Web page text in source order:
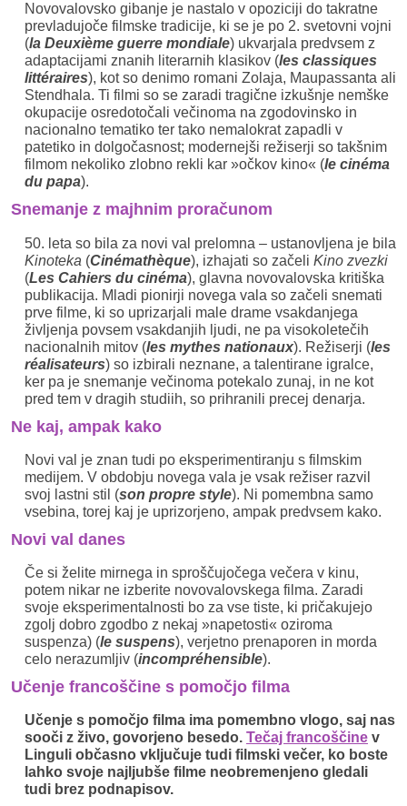
Novovalovsko gibanje je nastalo v opoziciji do takratne
prevladujoče filmske tradicije, ki se je po 2. svetovni vojni
(la Deuxième guerre mondiale) ukvarjala predvsem z
adaptacijami znanih literarnih klasikov (les classiques
littéraires), kot so denimo romani Zolaja, Maupassanta ali
Stendhala. Ti filmi so se zaradi tragične izkušnje nemške
okupacije osredotočali večinoma na zgodovinsko in
nacionalno tematiko ter tako nemalokrat zapadli v
patetiko in dolgočasnost; modernejši režiserji so takšnim
filmom nekoliko zlobno rekli kar »očkov kino« (le cinéma
du papa).
Snemanje z majhnim proračunom
50. leta so bila za novi val prelomna – ustanovljena je bila
Kinoteka (Cinémathèque), izhajati so začeli Kino zvezki
(Les Cahiers du cinéma), glavna novovalovska kritiška
publikacija. Mladi pionirji novega vala so začeli snemati
prve filme, ki so uprizarjali male drame vsakdanjega
življenja povsem vsakdanjih ljudi, ne pa visokoletečih
nacionalnih mitov (les mythes nationaux). Režiserji (les
réalisateurs) so izbirali neznane, a talentirane igralce,
ker pa je snemanje večinoma potekalo zunaj, in ne kot
pred tem v dragih studiih, so prihranili precej denarja.
Ne kaj, ampak kako
Novi val je znan tudi po eksperimentiranju s filmskim
medijem. V obdobju novega vala je vsak režiser razvil
svoj lastni stil (son propre style). Ni pomembna samo
vsebina, torej kaj je uprizorjeno, ampak predvsem kako.
Novi val danes
Če si želite mirnega in sproščujočega večera v kinu,
potem nikar ne izberite novovalovskega filma. Zaradi
svoje eksperimentalnosti bo za vse tiste, ki pričakujejo
zgolj dobro zgodbo z nekaj »napetosti« oziroma
suspenza) (le suspens), verjetno prenaporen in morda
celo nerazumljiv (incompréhensible).
Učenje francoščine s pomočjo filma
Učenje s pomočjo filma ima pomembno vlogo, saj nas
sooči z živo, govorjeno besedo. Tečaj francoščine v
Linguli občasno vključuje tudi filmski večer, ko boste
lahko svoje najljubše filme neobremenjeno gledali
tudi brez podnapisov.